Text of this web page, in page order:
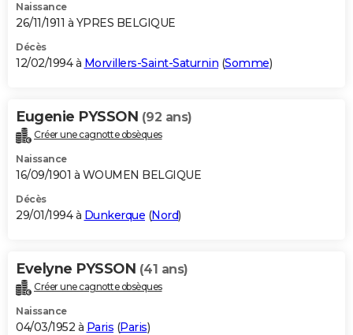
Naissance
26/11/1911 à YPRES BELGIQUE
Décès
12/02/1994 à Morvillers-Saint-Saturnin (Somme)
Eugenie PYSSON (92 ans)
Créer une cagnotte obsèques
Naissance
16/09/1901 à WOUMEN BELGIQUE
Décès
29/01/1994 à Dunkerque (Nord)
Evelyne PYSSON (41 ans)
Créer une cagnotte obsèques
Naissance
04/03/1952 à Paris (Paris)